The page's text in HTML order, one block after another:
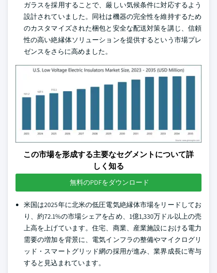
ガラスを採用することで、厳しい気候条件に対応するよう
設計されていました。同社は機器の完全性を維持するため
のカスタマイズされた梱包と安全な配送対策を講じ、信頼
性の高い絶縁体ソリューションを提供するという市場プレ
ゼンスをさらに高めました。
この市場を形成する主要なセグメントについて詳
しく知る
無料のPDFをダウンロード
米国は2025年に北米の低圧電気絶縁体市場をリードしてお
り、約72.1%の市場シェアを占め、1億1,330万ドル以上の売
上高を上げています。住宅、商業、産業施設における電力
需要の増加を背景に、電気インフラの整備やマイクログリ
ッド・スマートグリッド網の採用が進み、業界成長に寄与
すると見込まれています。